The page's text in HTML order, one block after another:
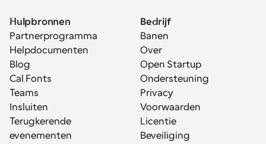
Hulpbronnen
Partnerprogramma
Helpdocumenten
Blog
Cal Fonts
Teams
Insluiten
Terugkerende
evenementen
Bedrijf
Banen
Over
Open Startup
Ondersteuning
Privacy
Voorwaarden
Licentie
Beveiliging